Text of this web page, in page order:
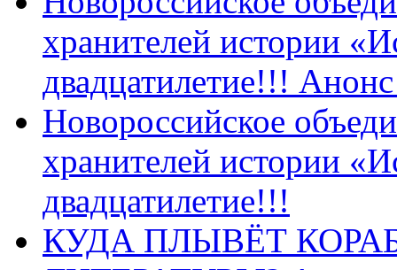
хранителей истории
двадцатилетие!!!
Новороссийское
хранителей истории
двадцатилетие!!!
КУДА ПЛЫВЁТ